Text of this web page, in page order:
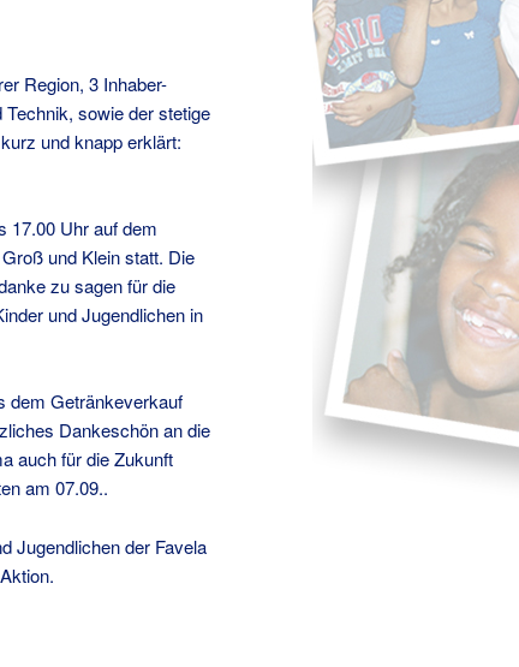
Region, 3 Inhaber-
sowie der stetige
und knapp erklärt:
17.00 Uhr auf dem
und Klein statt. Die
zu sagen für die
und Jugendlichen in
dem Getränkeverkauf
Dankeschön an die
auch für die Zukunft
am 07.09..
Jugendlichen der Favela